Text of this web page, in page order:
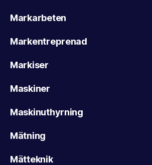
Markarbeten
Markentreprenad
Markiser
Maskiner
Maskinuthyrning
Mätning
Mätteknik